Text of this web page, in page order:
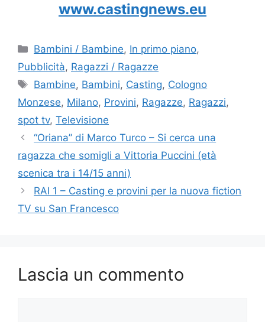
www.castingnews.eu
Categorie
Bambini / Bambine, In primo piano,
Pubblicità, Ragazzi / Ragazze
Tag
Bambine, Bambini, Casting, Cologno
Monzese, Milano, Provini, Ragazze, Ragazzi,
spot tv, Televisione
“Oriana” di Marco Turco – Si cerca una
ragazza che somigli a Vittoria Puccini (età
scenica tra i 14/15 anni)
RAI 1 – Casting e provini per la nuova fiction
TV su San Francesco
Lascia un commento